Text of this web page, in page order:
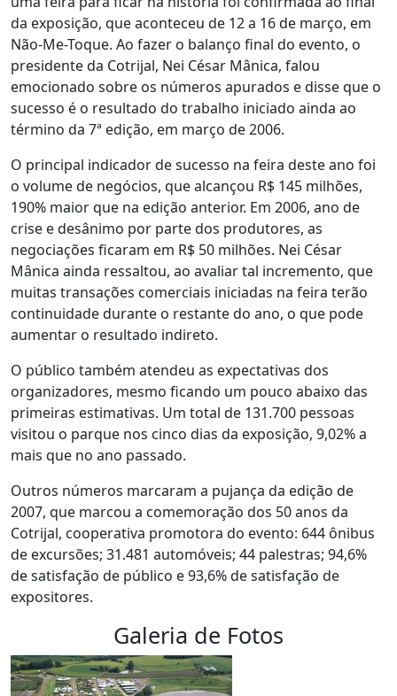
da exposição, que aconteceu de 12 a 16 de março, em
Não-Me-Toque. Ao fazer o balanço final do evento, o
presidente da Cotrijal, Nei César Mânica, falou
emocionado sobre os números apurados e disse que o
sucesso é o resultado do trabalho iniciado ainda ao
término da 7ª edição, em março de 2006.
O principal indicador de sucesso na feira deste ano foi
o volume de negócios, que alcançou R$ 145 milhões,
190% maior que na edição anterior. Em 2006, ano de
crise e desânimo por parte dos produtores, as
negociações ficaram em R$ 50 milhões. Nei César
Mânica ainda ressaltou, ao avaliar tal incremento, que
muitas transações comerciais iniciadas na feira terão
continuidade durante o restante do ano, o que pode
aumentar o resultado indireto.
O público também atendeu as expectativas dos
organizadores, mesmo ficando um pouco abaixo das
primeiras estimativas. Um total de 131.700 pessoas
visitou o parque nos cinco dias da exposição, 9,02% a
mais que no ano passado.
Outros números marcaram a pujança da edição de
2007, que marcou a comemoração dos 50 anos da
Cotrijal, cooperativa promotora do evento: 644 ônibus
de excursões; 31.481 automóveis; 44 palestras; 94,6%
de satisfação de público e 93,6% de satisfação de
expositores.
Galeria de Fotos